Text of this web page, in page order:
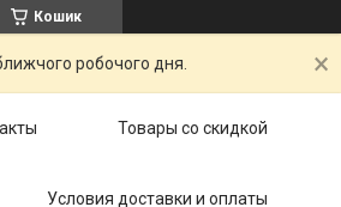
Кошик
робочого дня.
Товары со скидкой
Условия доставки и оплаты